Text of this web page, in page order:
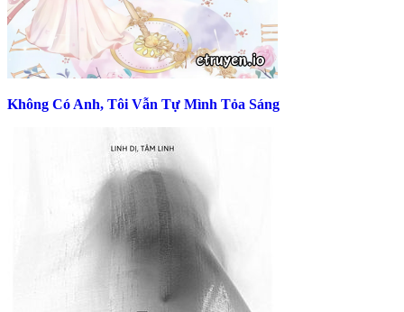
Không Có Anh, Tôi Vẫn Tự Mình Tỏa Sáng